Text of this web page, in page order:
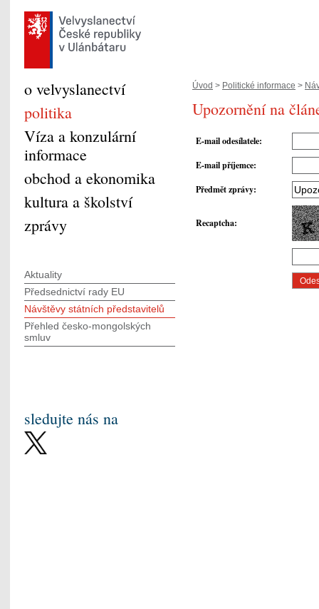
Úvod > Politické informace >
Upozornění na
E-mail odesílatele:
E-mail příjemce:
Předmět zprávy:
Recaptcha:
o velvyslanectví
politika
Víza a konzulární
informace
obchod a ekonomika
kultura a školství
zprávy
Aktuality
Předsednictví rady EU
Návštěvy státních představitelů
Přehled česko-mongolských
smluv
sledujte nás na